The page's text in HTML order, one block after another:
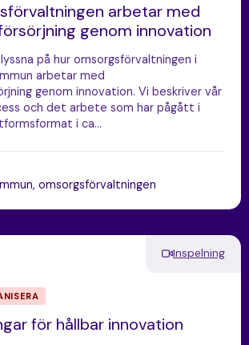
arbetar med
genom innovation
på hur omsorgsförvaltningen i
arbetar med
genom innovation. Vi beskriver vår
och det arbete som har pågått i
i ca…
omsorgsförvaltningen
Inspelning
för hållbar innovation